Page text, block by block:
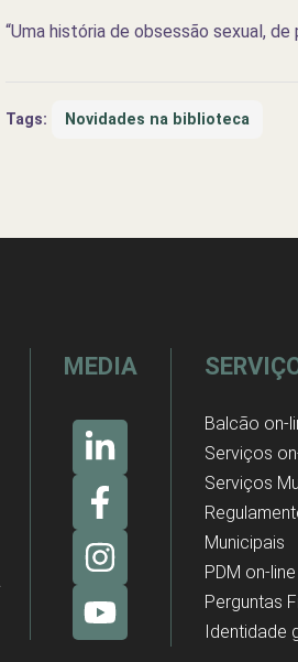
“Uma história de obsessão sexual,
Tags: Novidades na biblioteca
MEDIA
Balcão on-
Serviços
Serviços
Municipais
PDM on-line
Perguntas
Identidade